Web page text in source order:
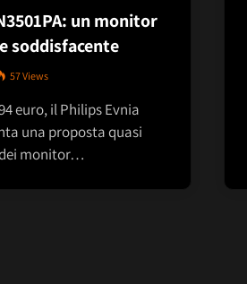
un monitor
soddisfacente
57Views
euro, il Philips Evnia
una proposta quasi
monitor…